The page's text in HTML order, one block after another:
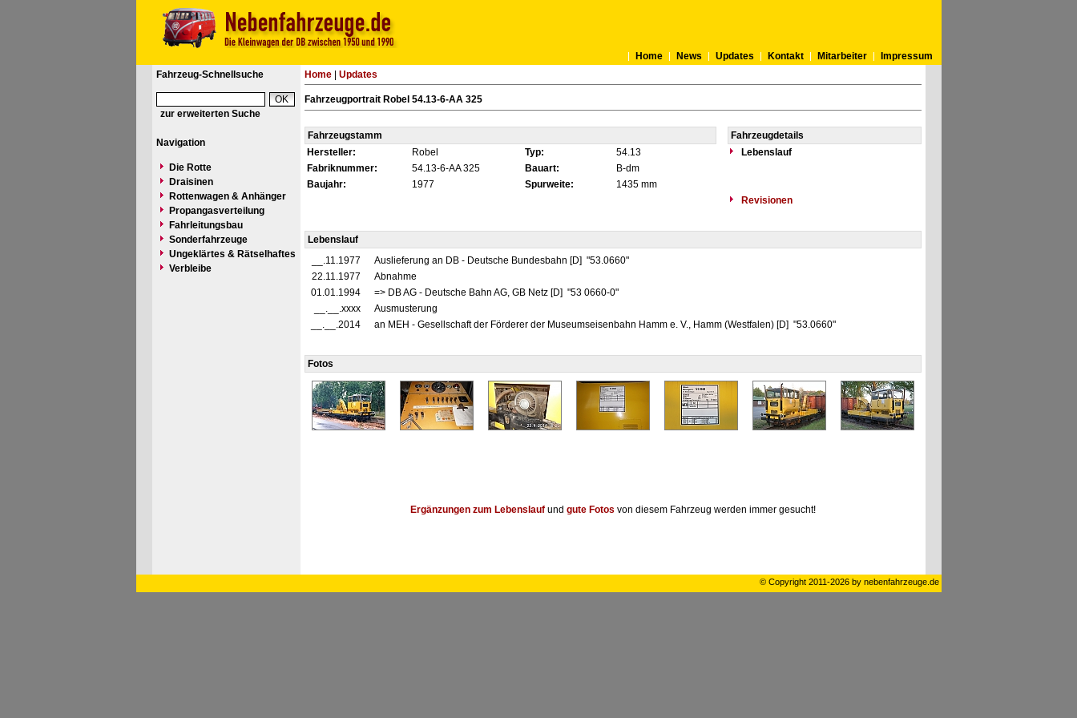
Home News Updates Kontakt Mitarbeiter
Impressum
Fahrzeug-Schnellsuche
zur erweiterten Suche
Navigation
Die Rotte
Draisinen
Rottenwagen & Anhänger
Propangasverteilung
Fahrleitungsbau
Sonderfahrzeuge
Ungeklärtes & Rätselhaftes
Verbleibe
Home| Updates
Fahrzeugportrait Robel 54.13-6-AA 325
Fahrzeugstamm
Fahrzeugdetails
Hersteller:
Robel Typ: 54.13
Lebenslauf
Fabriknummer:
54.13-6-AA 325 Bauart:
B-dm
Baujahr:
1977 Spurweite:
1435 mm
Revisionen
Lebenslauf
__.11.1977
Auslieferung an DB - Deutsche Bundesbahn [D] "53.0660"
22.11.1977
Abnahme
01.01.1994
=> DB AG - Deutsche Bahn AG, GB Netz [D] "53 0660-0"
__.__.xxxx
Ausmusterung
__.__.2014
an MEH - Gesellschaft der Förderer der Museumseisenbahn Hamm e. V., Hamm (Westfalen) [D] "53.0660"
Fotos
Ergänzungen zum Lebenslaufund gute Fotos von diesem Fahrzeug werden immer gesucht!
© Copyright 2011-2026 by nebenfahrzeuge.de